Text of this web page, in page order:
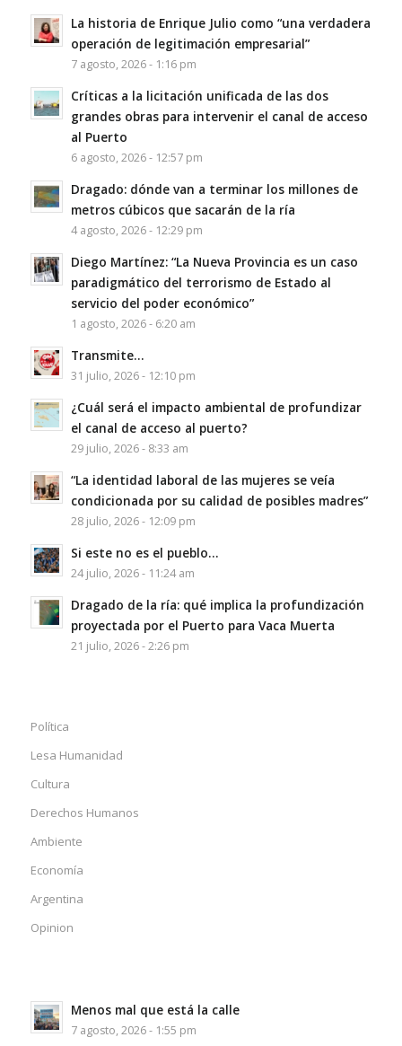
La historia de Enrique Julio como “una verdadera
operación de legitimación empresarial”
7 agosto, 2026 - 1:16 pm
Críticas a la licitación unificada de las dos
grandes obras para intervenir el canal de acceso
al Puerto
6 agosto, 2026 - 12:57 pm
Dragado: dónde van a terminar los millones de
metros cúbicos que sacarán de la ría
4 agosto, 2026 - 12:29 pm
Diego Martínez: “La Nueva Provincia es un caso
paradigmático del terrorismo de Estado al
servicio del poder económico”
1 agosto, 2026 - 6:20 am
Transmite…
31 julio, 2026 - 12:10 pm
¿Cuál será el impacto ambiental de profundizar
el canal de acceso al puerto?
29 julio, 2026 - 8:33 am
“La identidad laboral de las mujeres se veía
condicionada por su calidad de posibles madres”
28 julio, 2026 - 12:09 pm
Si este no es el pueblo…
24 julio, 2026 - 11:24 am
Dragado de la ría: qué implica la profundización
proyectada por el Puerto para Vaca Muerta
21 julio, 2026 - 2:26 pm
Política
Lesa Humanidad
Cultura
Derechos Humanos
Ambiente
Economía
Argentina
Opinion
Menos mal que está la calle
7 agosto, 2026 - 1:55 pm